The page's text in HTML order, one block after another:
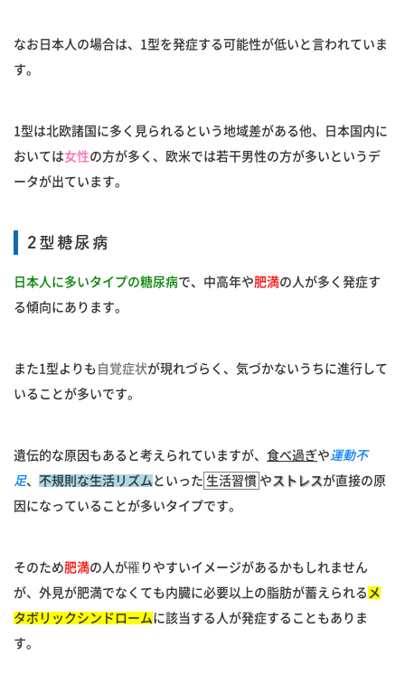
なお日本人の場合は、1型を発症する可能性が低いと言われていま
す。
1型は北欧諸国に多く見られるという地域差がある他、日本国内に
おいては女性の方が多く、欧米では若干男性の方が多いというデ
ータが出ています。
2型糖尿病
日本人に多いタイプの糖尿病で、中高年や肥満の人が多く発症す
る傾向にあります。
また1型よりも 自覚症状が現れづらく、気づかないうちに進行して
いることが多いです。
遺伝的な原因もあると考えられていますが、 食べ過ぎや 運動不
足、 不規則な生活リズム といった 生活習慣 や ストレスが直接の原
因になっていることが多いタイプです。
そのため肥満の人が罹りやすいイメージがあるかもしれません
が、外見が肥満でなくても内臓に必要以上の脂肪が蓄えられる メ
タボリックシンドロームに該当する人が発症することもありま
す。